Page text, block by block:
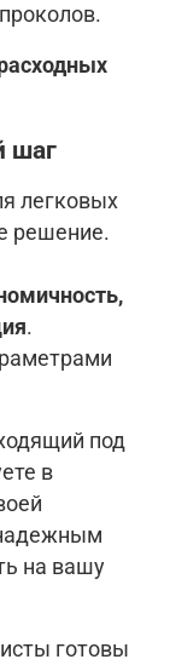
шаг
легковых
решение.
.
под
в
на вашу
готовы